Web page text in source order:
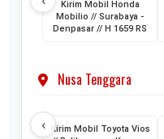
Kirim Mobil Honda
Mobilio // Surabaya -
Denpasar // H 1659 RS
Nusa Tenggara
‹
Kirim Mobil Toyota Vios